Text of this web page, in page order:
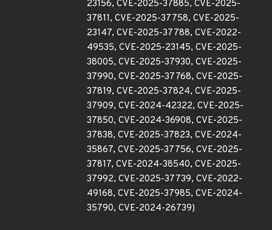
23156, CVE-2025-37885, CVE-2025-
37811, CVE-2025-37758, CVE-2025-
23147, CVE-2025-37788, CVE-2022-
49535, CVE-2025-23145, CVE-2025-
38005, CVE-2025-37930, CVE-2025-
37990, CVE-2025-37768, CVE-2025-
37819, CVE-2025-37824, CVE-2025-
37909, CVE-2024-42322, CVE-2025-
37850, CVE-2024-36908, CVE-2025-
37838, CVE-2025-37823, CVE-2024-
35867, CVE-2025-37756, CVE-2025-
37817, CVE-2024-38540, CVE-2025-
37992, CVE-2025-37739, CVE-2022-
49168, CVE-2025-37985, CVE-2024-
35790, CVE-2024-26739)